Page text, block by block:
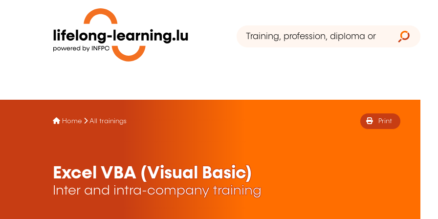
Home All trainings Print
Excel VBA (Visual Basic)
Inter and intra-company training